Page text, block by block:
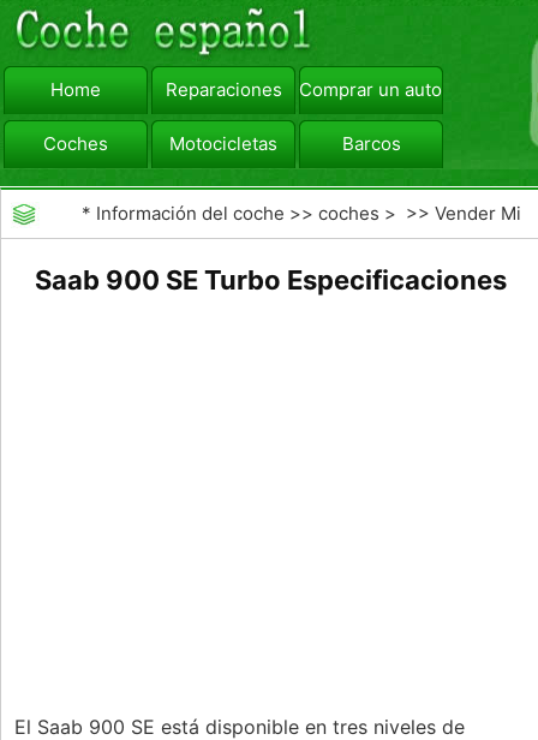
Home Reparaciones Comprar un automóvil
Coches Motocicletas Barcos
viajar Camiones
* Información del coche >>coches > >>Vender Mi
Saab 900 SE Turbo Especificaciones
El Saab 900 SE está disponible en tres niveles de